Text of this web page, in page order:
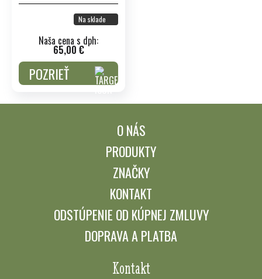
Na sklade
Naša cena s dph:
65,00 €
POZRIEŤ
O NÁS
PRODUKTY
ZNAČKY
KONTAKT
ODSTÚPENIE OD KÚPNEJ ZMLUVY
DOPRAVA A PLATBA
Kontakt